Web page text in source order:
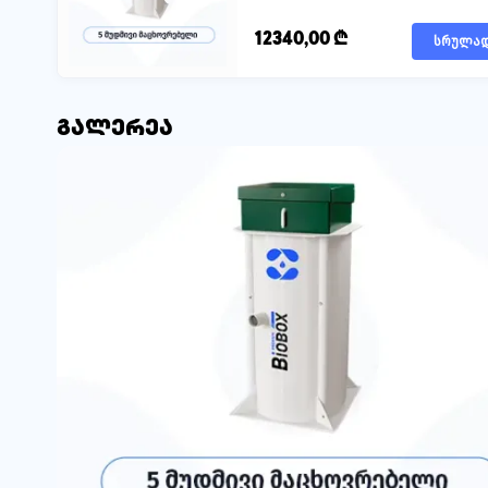
12340,00₾
გალერეა